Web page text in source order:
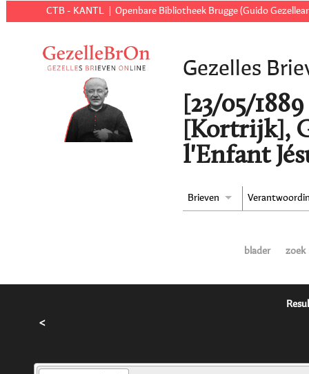
CTB - KANTL Openbare Bibliotheek Brugge (Guido
Gezelles
[23/05/
[Kortrijk],
l'Enfant
Brieven
blader zoek
<